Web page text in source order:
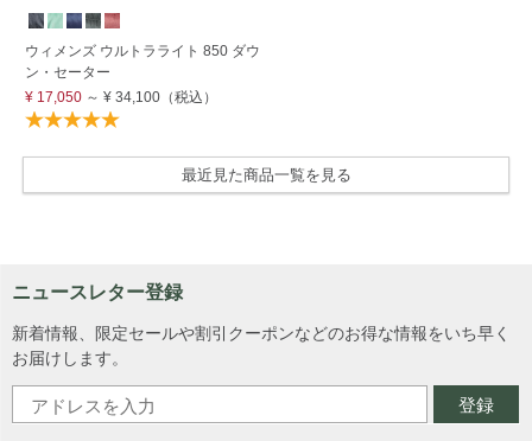
ウィメンズ ウルトラライト 850 ダウ
ン・セーター
¥ 17,050～ ¥ 34,100（税込）
最近見た商品一覧を見る
ニュースレター登録
新着情報、限定セールや割引クーポンなどのお得な情報をいち早く
お届けします。
登録